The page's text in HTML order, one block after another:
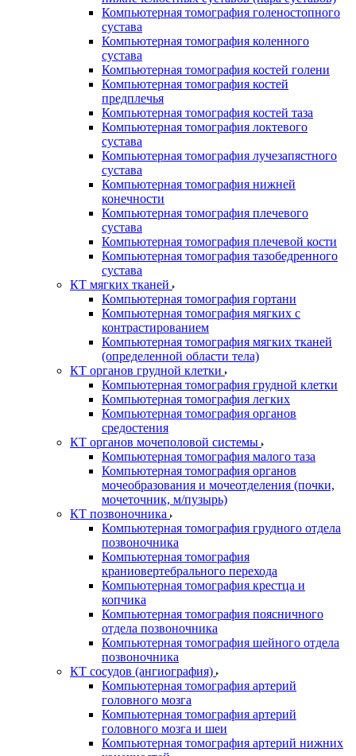
Компьютерная томография голеностопного
сустава
Компьютерная томография коленного
сустава
Компьютерная томография костей голени
Компьютерная томография костей
предплечья
Компьютерная томография костей таза
Компьютерная томография локтевого
сустава
Компьютерная томография лучезапястного
сустава
Компьютерная томография нижней
конечности
Компьютерная томография плечевого
сустава
Компьютерная томография плечевой кости
Компьютерная томография тазобедренного
сустава
КТ мягких тканей
Компьютерная томография гортани
Компьютерная томография мягких с
контрастированием
Компьютерная томография мягких тканей
(определенной области тела)
КТ органов грудной клетки
Компьютерная томография грудной клетки
Компьютерная томография легких
Компьютерная томография органов
средостения
КТ органов мочеполовой системы
Компьютерная томография малого таза
Компьютерная томография органов
мочеобразования и мочеотделения (почки,
мочеточник, м/пузырь)
КТ позвоночника
Компьютерная томография грудного отдела
позвоночника
Компьютерная томография
краниовертебрального перехода
Компьютерная томография крестца и
копчика
Компьютерная томография поясничного
отдела позвоночника
Компьютерная томография шейного отдела
позвоночника
КТ сосудов (ангиография)
Компьютерная томография артерий
головного мозга
Компьютерная томография артерий
головного мозга и шеи
Компьютерная томография артерий нижних